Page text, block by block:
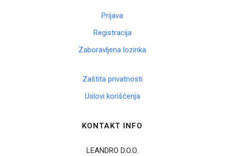
Prijava
Registracija
Zaboravljena lozinka
Zaštita privatnosti
Uslovi korišćenja
KONTAKT INFO
LEANDRO D.O.O.